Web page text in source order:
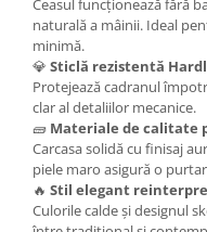
Ceasul funcționează fără
naturală a mâinii. Ideal
minimă.
💎 Sticlă rezistentă
Protejează cadranul
clar al detaliilor mecanice.
🧱 Materiale de calitate
Carcasa solidă cu finisaj
piele maro asigură o
🔥 Stil elegant
Culorile calde și designul